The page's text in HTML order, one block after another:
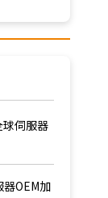
伺服器
OEM加